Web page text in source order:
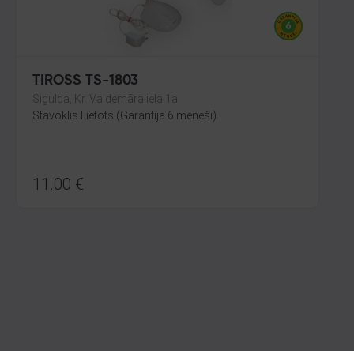
TIROSS TS-1803
Sigulda, Kr. Valdemāra iela 1a
Stāvoklis Lietots (Garantija 6 mēneši)
11.00 €